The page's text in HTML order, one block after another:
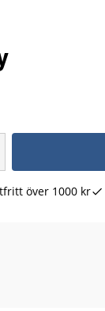
över 1000 kr